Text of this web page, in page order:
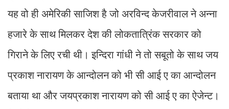
यह वो ही अमेरिकी साजिश है जो अरविन्द केजरीवाल ने अन्ना
हजारे के साथ मिलकर देश की लोकतात्रिंक सरकार को
गिराने के लिए रची थी। इन्दिरा गांधी ने तो सबूतो के साथ जय
प्रकाश नारायण के आन्दोलन को भी सी आई ए का आन्दोलन
बताया था और जयप्रकाश नारायण को सी आई ए का ऐजेन्ट।